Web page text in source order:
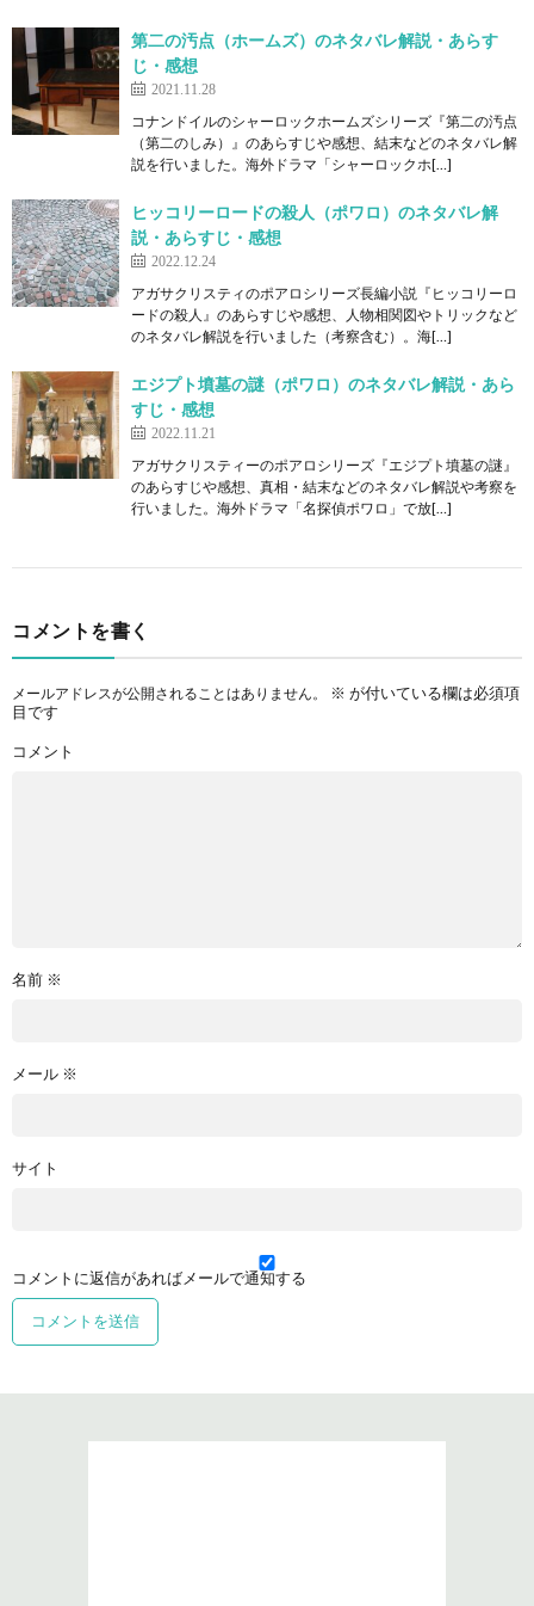
第二の汚点（ホームズ）のネタバレ解説・あらす
じ・感想
2021.11.28
コナンドイルのシャーロックホームズシリーズ『第二の汚点
（第二のしみ）』のあらすじや感想、結末などのネタバレ解
説を行いました。海外ドラマ「シャーロックホ[…]
ヒッコリーロードの殺人（ポワロ）のネタバレ解
説・あらすじ・感想
2022.12.24
アガサクリスティのポアロシリーズ長編小説『ヒッコリーロ
ードの殺人』のあらすじや感想、人物相関図やトリックなど
のネタバレ解説を行いました（考察含む）。海[…]
エジプト墳墓の謎（ポワロ）のネタバレ解説・あら
すじ・感想
2022.11.21
アガサクリスティーのポアロシリーズ『エジプト墳墓の謎』
のあらすじや感想、真相・結末などのネタバレ解説や考察を
行いました。海外ドラマ「名探偵ポワロ」で放[…]
コメントを書く
メールアドレスが公開されることはありません。 ※ が付いている欄は必須項
目です
コメント
名前 ※
メール ※
サイト
コメントに返信があればメールで通知する